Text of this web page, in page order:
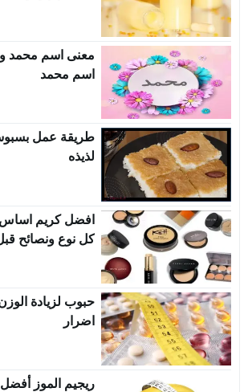
معنى اسم محمد
اسم محمد
طريقة عمل
لذيذه
افضل كريم
كل نوع ونصائح
حبوب لزيادة
اضرار
ريجيم الموز